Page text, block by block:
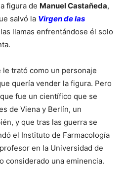
figura de Manuel Castañeda,
salvó la Virgen de las
llamas enfrentándose él solo
trató como un personaje
quería vender la figura. Pero
fue un científico que se
de Viena y Berlín, un
y que tras las guerra se
el Instituto de Farmacología
en la Universidad de
considerado una eminencia.